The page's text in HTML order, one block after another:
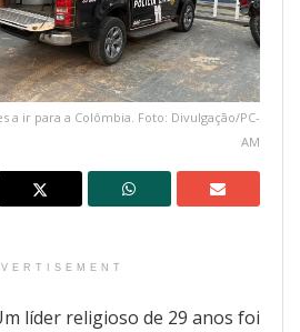
a ir para a Colômbia. Foto: Divulgação/PC-
AM
líder religioso de 29 anos foi